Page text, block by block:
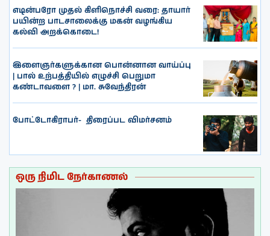
எடின்பரோ முதல் கிளிநொச்சி வரை: தாயார்
பயின்ற பாடசாலைக்கு மகன் வழங்கிய
கல்வி அறக்கொடை!
இளைஞர்களுக்கான பொன்னான வாய்ப்பு
| பால் உற்பத்தியில் எழுச்சி பெறுமா
கண்டாவளை ? | மா. சுவேந்திரன்
போட்டோகிராபர்- ‌ திரைப்பட விமர்சனம்
ஒரு நிமிட நேர்காணல்